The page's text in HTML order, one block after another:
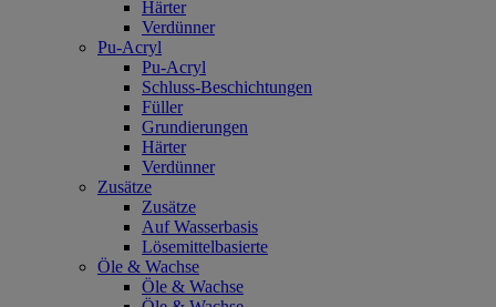
Härter
Verdünner
Pu-Acryl
Pu-Acryl
Schluss-Beschichtungen
Füller
Grundierungen
Härter
Verdünner
Zusätze
Zusätze
Auf Wasserbasis
Lösemittelbasierte
Öle & Wachse
Öle & Wachse